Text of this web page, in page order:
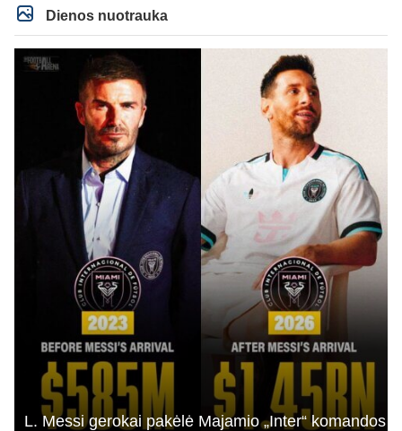
Romano? Tai aišku nežinau, juk aš pagal tave nusikalbu, klaunas, dar
technologijoms nesidomiu. Totalus paranojikas tu. Atvirai sakant didesnio
d3bilo už tave nemačiau dar čia turbūt, na neskaitant forzos ir kt. pan.
kalubro išminčių iš Real fanų bazės dažniausiai.
Dienos nuotrauka
L. Messi gerokai pakėlė Majamio „Inter“ komandos